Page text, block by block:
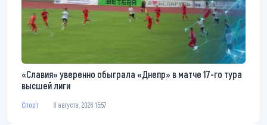
«Славия» уверенно обыграла «Днепр» в матче 17-го тура
высшей лиги
Спорт 8 августа, 2026 15:57